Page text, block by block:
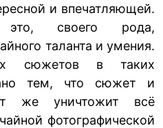
и впечатляющей.
своего рода,
таланта и умения.
сюжетов в таких
тем, что сюжет и
же уничтожит всё
фотографической